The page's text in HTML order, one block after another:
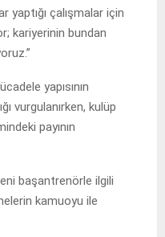
yaptığı çalışmalar için
kariyerinin bundan
yapısının
vurgulanırken, kulüp
payının
başantrenörle ilgili
kamuoyu ile